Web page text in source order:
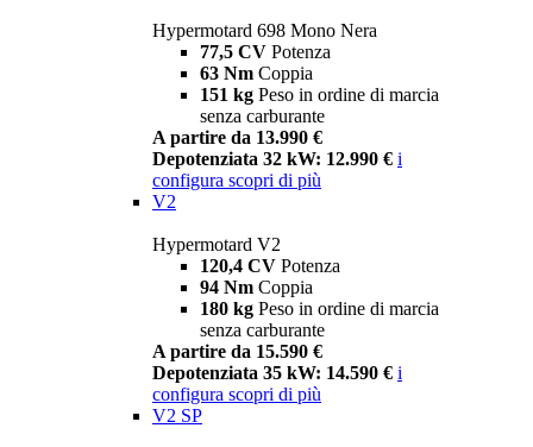
Hypermotard 698 Mono Nera
77,5 CV Potenza
63 Nm Coppia
151 kg Peso in ordine di marcia
senza carburante
A partire da 13.990 €
Depotenziata 32 kW: 12.990 € i
configura scopri di più
V2
Hypermotard V2
120,4 CV Potenza
94 Nm Coppia
180 kg Peso in ordine di marcia
senza carburante
A partire da 15.590 €
Depotenziata 35 kW: 14.590 € i
configura scopri di più
V2 SP